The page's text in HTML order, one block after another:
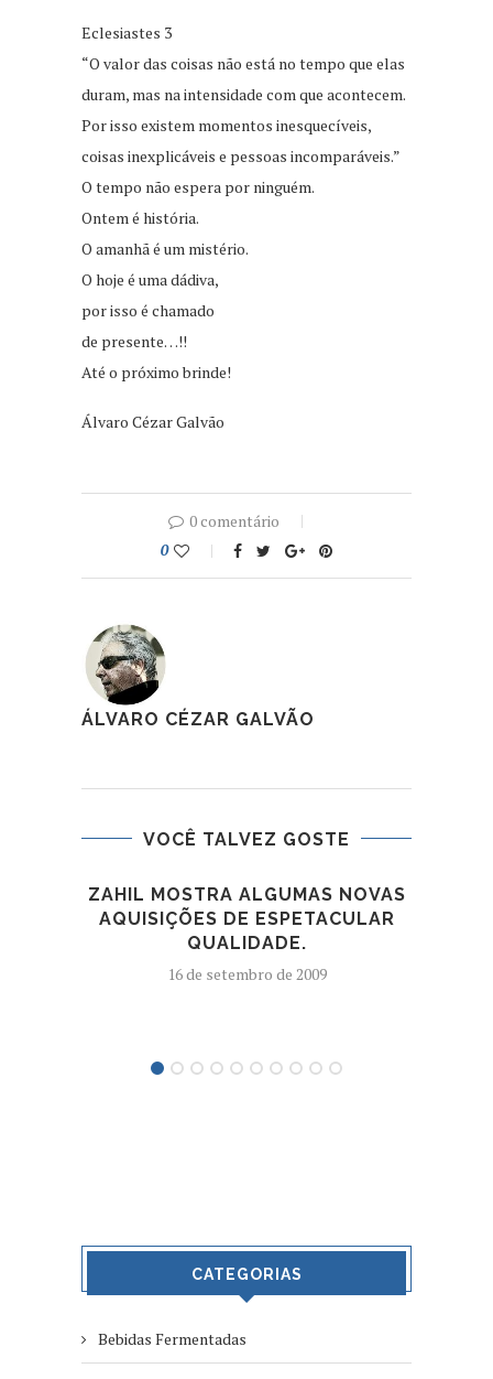
Eclesiastes 3
“O valor das coisas não está no tempo que elas
duram, mas na intensidade com que acontecem.
Por isso existem momentos inesquecíveis,
coisas inexplicáveis e pessoas incomparáveis.”
O tempo não espera por ninguém.
Ontem é história.
O amanhã é um mistério.
O hoje é uma dádiva,
por isso é chamado
de presente…!!
Até o próximo brinde!
Álvaro Cézar Galvão
0 comentário
0
ÁLVARO CÉZAR GALVÃO
VOCÊ TALVEZ GOSTE
ZAHIL MOSTRA ALGUMAS NOVAS
AQUISIÇÕES DE ESPETACULAR
QUALIDADE.
16 de setembro de 2009
CATEGORIAS
Bebidas Fermentadas